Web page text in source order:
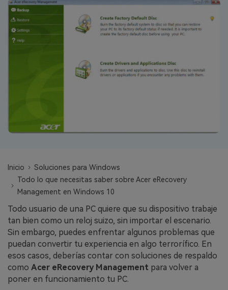
Recoverit Gratis
Pruébalo Gratis
Otros Productos
VER TODAS LAS FUNCIONES
search
Inicio
Soluciones para Windows
Todo lo que necesitas saber sobre Acer eRecovery
Management en Windows 10
Todo usuario de una PC quiere que su dispositivo trabaje
tan bien como un reloj suizo, sin importar el escenario.
Sin embargo, puedes enfrentar algunos problemas que
puedan convertir tu experiencia en algo terrorífico. En
esos casos, deberías contar con soluciones de respaldo
como Acer eRecovery Management para volver a
poner en funcionamiento tu PC.